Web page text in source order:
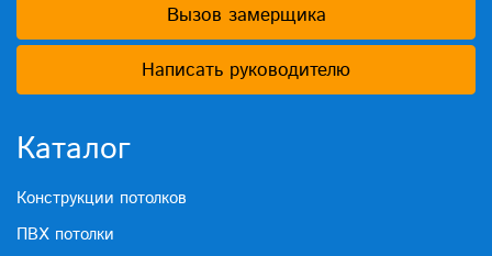
Вызов замерщика
Написать руководителю
Каталог
Конструкции потолков
ПВХ потолки